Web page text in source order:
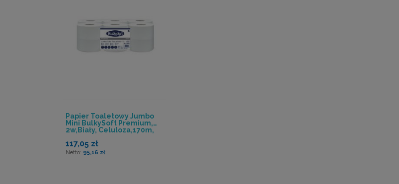
Papier Toaletowy Jumbo
Mini BulkySoft Premium,
2w,biały, Celuloza,170m,
117,05 zł
95,16 zł